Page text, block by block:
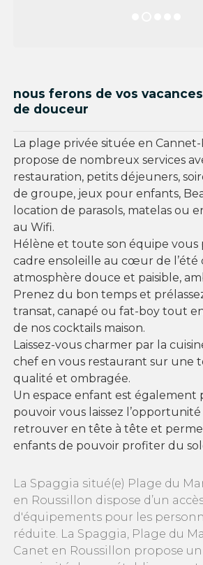
nous ferons de vos
de douceur
La plage privée située en
propose de nombreux services
restauration, petits déjeuners,
de groupe, jeux pour enfants,
location de parasols, matelas ou
au Wifi.
Hélène et toute son équipe vous
cadre ensoleille au cœur de l’été
atmosphère douce et paisible,
Prenez du bon temps et
transat, canapé ou fat-boy tout
de nos cocktails maison.
Laissez-vous charmer par la
chef en vous restaurant sur une
qualité et ombragée.
Un espace enfant est également
pouvoir vous laissez
retrouver en tête à tête et
enfants de pouvoir profiter du
La Spaggia situé(e) Plage du
en Roussillon dispose d’un
d'équipements pour les
réduite. La Spaggia, Plage du
Canet en Roussillon propose